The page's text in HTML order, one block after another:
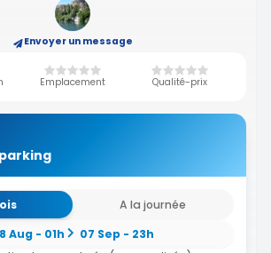
Envoyer un message
Emplacement Qualité-prix
A la journée
Aug - 01h
07 Sep - 23h